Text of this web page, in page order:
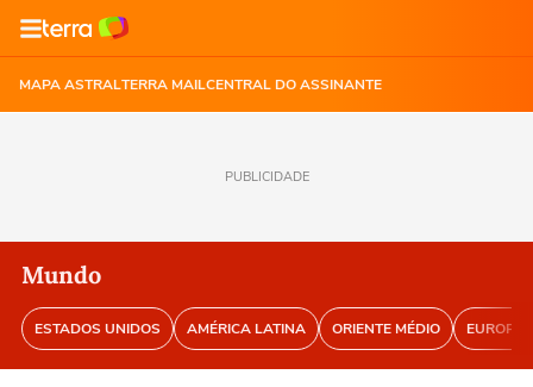
MAPA ASTRALTERRA MAILCENTRAL DO ASSINANTE
PUBLICIDADE
Mundo
ESTADOS UNIDOS AMÉRICA LATINA ORIENTE MÉDIO EUROPA